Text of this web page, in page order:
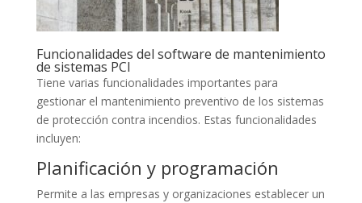
Funcionalidades del software de mantenimiento
de sistemas PCI
Tiene varias funcionalidades importantes para
gestionar el mantenimiento preventivo de los sistemas
de protección contra incendios. Estas funcionalidades
incluyen:
Planificación y programación
Permite a las empresas y organizaciones establecer un